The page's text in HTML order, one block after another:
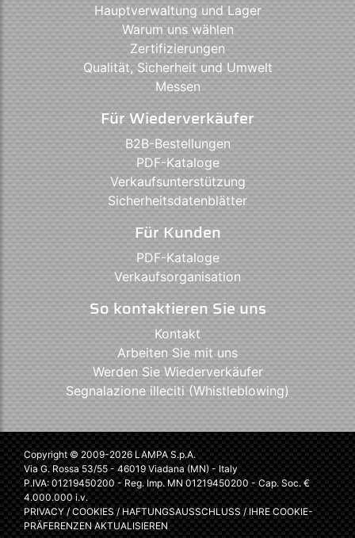
Hauptverwaltung und Lager
Warum uns wählen
Zertifizierungen
Qualität, Sicherheit und Umwelt
Messen
Für Wiederverkäufer
B2B-Bestellungen
PDF-Kataloge
Verkaufsunterstützung
Sicherheitsdatenblätter
Für Kunden
PDF-Kataloge
Verkaufsorganisation
So kontaktieren Sie uns
Kontakt
Arbeiten Sie mit uns
Werden Sie Wiederverkäufer
Segnalazione illeciti (Whistleblowing)
Copyright © 2009-2026 LAMPA S.p.A.
Via G. Rossa 53/55 - 46019 Viadana (MN) - Italy
P.IVA: 01219450200 - Reg. Imp. MN 01219450200 - Cap. Soc. €
4.000.000 i.v.
PRIVACY/COOKIES/HAFTUNGSAUSSCHLUSS/IHRE COOKIE-
PRÄFERENZEN AKTUALISIEREN